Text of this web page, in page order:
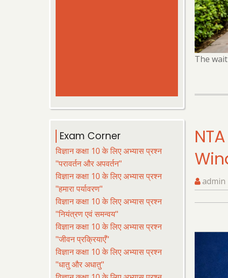
The
admin
Exam Corner
विज्ञान कक्षा 10 के लिए अभ्यास प्रश्न
"परावर्तन और अपवर्तन"
विज्ञान कक्षा 10 के लिए अभ्यास प्रश्न
"हमारा पर्यावरण"
विज्ञान कक्षा 10 के लिए अभ्यास प्रश्न
"नियंत्रण एवं समन्वय"
विज्ञान कक्षा 10 के लिए अभ्यास प्रश्न
"जीवन प्रक्रियाएँ"
विज्ञान कक्षा 10 के लिए अभ्यास प्रश्न
"धातु और अधातु"